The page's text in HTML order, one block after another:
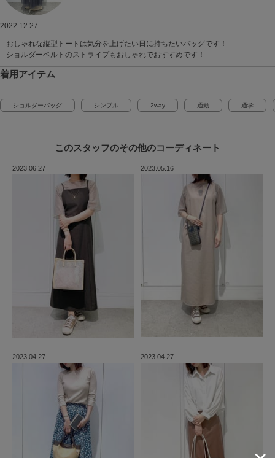
2022.12.27
おしゃれな縦型トートは気分を上げたい日に持ちたいバッグです！
ショルダーベルトのストライプもおしゃれでおすすめです！
着用アイテム
ショルダーバッグ シンプル 2way 通勤 通学
このスタッフのその他のコーディネート
2023.06.27 2023.05.16
2023.04.27 2023.04.27